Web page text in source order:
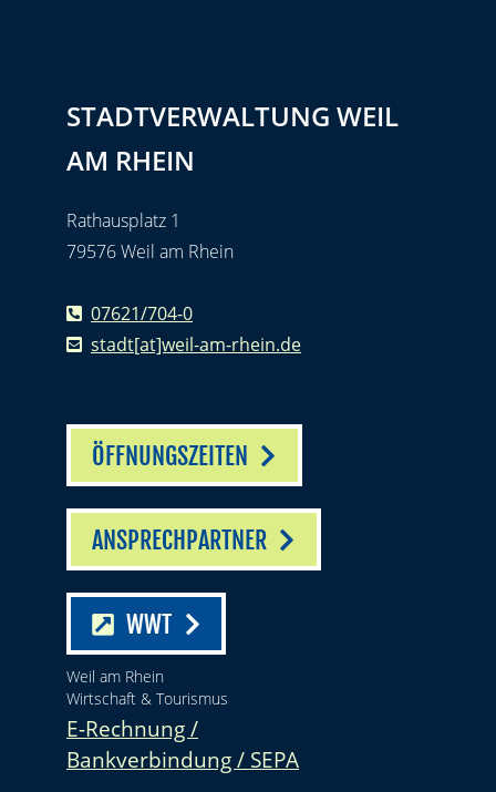
STADTVERWALTUNG WEIL
AM RHEIN
Rathausplatz 1
79576 Weil am Rhein
07621/704-0
stadt[at]weil-am-rhein.de
ÖFFNUNGSZEITEN
ANSPRECHPARTNER
WWT
Weil am Rhein
Wirtschaft & Tourismus
E-Rechnung /
Bankverbindung / SEPA